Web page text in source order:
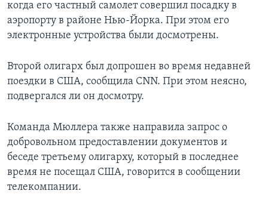
когда его частный самолет совершил посадку в
аэропорту в районе Нью-Йорка. При этом его
электронные устройства были досмотрены.
Второй олигарх был допрошен во время недавней
поездки в США, сообщила CNN. При этом неясно,
подвергался ли он досмотру.
Команда Мюллера также направила запрос о
добровольном предоставлении документов и
беседе третьему олигарху, который в последнее
время не посещал США, говорится в сообщении
телекомпании.